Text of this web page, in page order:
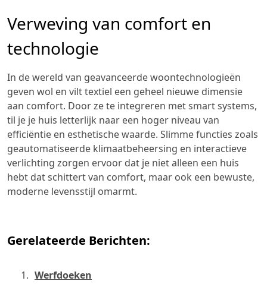
Verweving van comfort en
technologie
In de wereld van geavanceerde woontechnologieën
geven wol en vilt textiel een geheel nieuwe dimensie
aan comfort. Door ze te integreren met smart systems,
til je je huis letterlijk naar een hoger niveau van
efficiëntie en esthetische waarde. Slimme functies zoals
geautomatiseerde klimaatbeheersing en interactieve
verlichting zorgen ervoor dat je niet alleen een huis
hebt dat schittert van comfort, maar ook een bewuste,
moderne levensstijl omarmt.
Gerelateerde Berichten:
Werfdoeken